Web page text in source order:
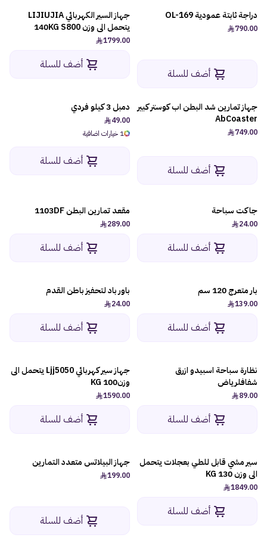
الفنون
دراجة ثابتة عمودية OL-169
790.00
أضف للسلة
جهاز السير الكهربائي LIJIUJIA
يتحمل الى وزن 140KG S800
1799.00
أضف للسلة
جهاز تمارين شد البطن اب كوستر كبير
AbCoaster
749.00
أضف للسلة
دمبل 3 كيلو فردي
49.00
1 خيارات اضافية
أضف للسلة
جاكت سباحة
24.00
أضف للسلة
مقعد تمارين البطن 1103DF
289.00
أضف للسلة
بار متعرج 120 سم
139.00
أضف للسلة
باور باد لتحفيز باطن القدم
24.00
أضف للسلة
نظارة سباحة اسبيدو ازرق
شفافلرياض
89.00
أضف للسلة
جهاز سير كهربائي Ljj5050 يتحمل الى
وزن100 KG
1590.00
أضف للسلة
سير مشي قابل للطي بعجلات يتحمل
الى وزن 130 KG
1849.00
أضف للسلة
جهاز البيلاتس متعدد التمارين
199.00
أضف للسلة